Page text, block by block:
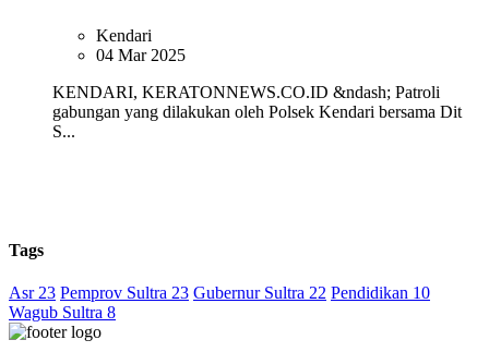
Kendari
04 Mar 2025
KENDARI, KERATONNEWS.CO.ID &ndash; Patroli
gabungan yang dilakukan oleh Polsek Kendari bersama Dit
S...
Tags
Asr 23 Pemprov Sultra 23 Gubernur Sultra 22 Pendidikan 10
Wagub Sultra 8